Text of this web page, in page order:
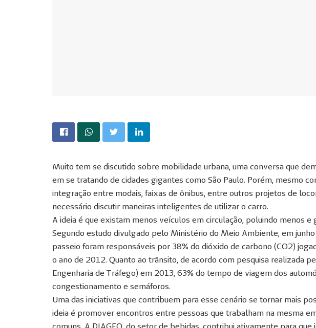
Muito tem se discutido sobre mobilidade urbana, uma conversa que
em se tratando de cidades gigantes como São Paulo. Porém, mesmo
integração entre modais, faixas de ônibus, entre outros projetos de
necessário discutir maneiras inteligentes de utilizar o carro.
A ideia é que existam menos veículos em circulação, poluindo menos e
Segundo estudo divulgado pelo Ministério do Meio Ambiente, em
passeio foram responsáveis por 38% do dióxido de carbono (CO2)
o ano de 2012. Quanto ao trânsito, de acordo com pesquisa realizada
Engenharia de Tráfego) em 2013, 63% do tempo de viagem dos
congestionamento e semáforos.
Uma das iniciativas que contribuem para esse cenário se tornar mais
ideia é promover encontros entre pessoas que trabalham na mesma